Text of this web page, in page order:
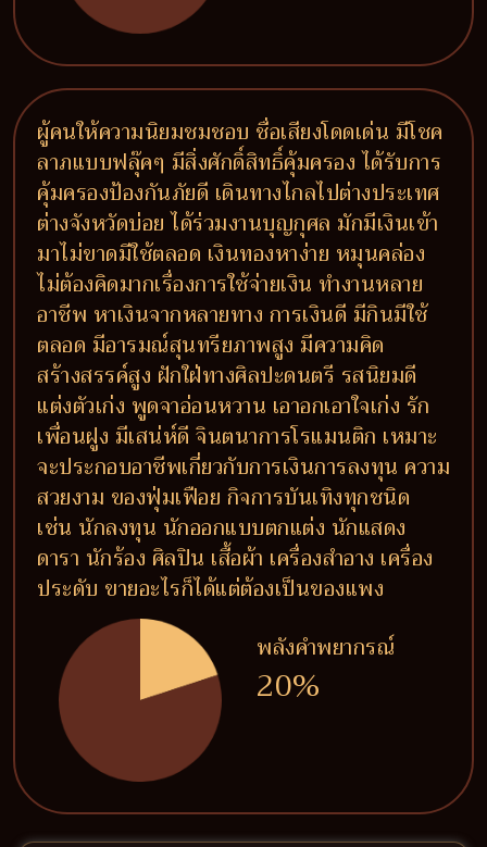
ผู้คนให้ความนิยมชมชอบ ชื่อเสียงโดดเด่น มีโชค
ลาภแบบฟลุ๊คๆ มีสิ่งศักดิ์สิทธิ์คุ้มครอง ได้รับการ
คุ้มครองป้องกันภัยดี เดินทางไกลไปต่างประเทศ
ต่างจังหวัดบ่อย ได้ร่วมงานบุญกุศล มักมีเงินเข้า
มาไม่ขาดมีใช้ตลอด เงินทองหาง่าย หมุนคล่อง
ไม่ต้องคิดมากเรื่องการใช้จ่ายเงิน ทำงานหลาย
อาชีพ หาเงินจากหลายทาง การเงินดี มีกินมีใช้
ตลอด มีอารมณ์สุนทรียภาพสูง มีความคิด
สร้างสรรค์สูง ฝักใฝ่ทางศิลปะดนตรี รสนิยมดี
แต่งตัวเก่ง พูดจาอ่อนหวาน เอาอกเอาใจเก่ง รัก
เพื่อนฝูง มีเสน่ห์ดี จินตนาการโรแมนติก เหมาะ
จะประกอบอาชีพเกี่ยวกับการเงินการลงทุน ความ
สวยงาม ของฟุ่มเฟือย กิจการบันเทิงทุกชนิด
เช่น นักลงทุน นักออกแบบตกแต่ง นักแสดง
ดารา นักร้อง ศิลปิน เสื้อผ้า เครื่องสำอาง เครื่อง
ประดับ ขายอะไรก็ได้แต่ต้องเป็นของแพง
พลังคำพยากรณ์
20%